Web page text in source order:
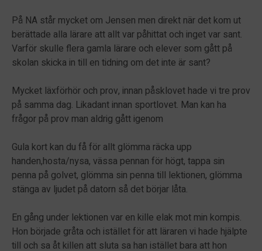
På NA står mycket om Jensen men direkt när det kom ut
berättade alla lärare att allt var påhittat och inget var sant.
Varför skulle flera gamla lärare och elever som gått på
skolan skicka in till en tidning om det inte är sant?
Mycket läxförhör och prov, innan påsklovet hade vi tre prov
på samma dag. Likadant innan sportlovet. Man kan ha
frågor på prov man aldrig gått igenom
Gula kort kan du få för allt glömma räcka upp
handen,hosta/nysa, vässa pennan för högt, tappa sin
penna på golvet, glömma sin penna till lektionen, glömma
stänga av ljudet på datorn så det börjar låta.
En gång under lektionen var en kille elak mot min kompis.
Hon började gråta och istället för att läraren vi hade hjälpte
till och sa åt killen att sluta sa han istället bara att hon